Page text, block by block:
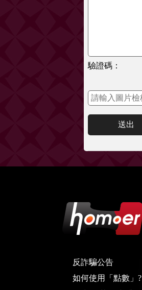
驗證碼：
送出
反詐騙公告
如何使用「點數」?